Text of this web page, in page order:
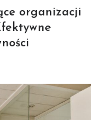
organizacji